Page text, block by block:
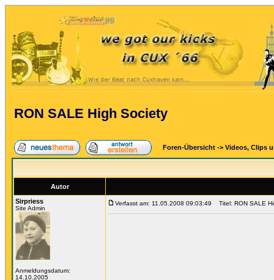
RON SALE High Society
Foren-Übersicht -> Videos, Clips
Autor
Sirpriess
Site Admin
Anmeldungsdatum:
14.10.2005
Verfasst am: 11.05.2008 09:03:49 Titel: RON SALE